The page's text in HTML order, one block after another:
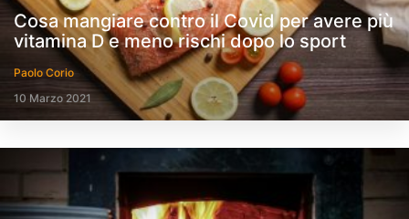
Cosa mangiare contro il Covid per avere più
vitamina D e meno rischi dopo lo sport
Paolo Corio
10 Marzo 2021